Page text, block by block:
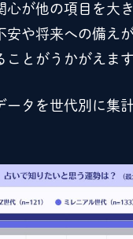
心が他の項目を大
安や将来への備え
ことがうかがえます
ータを世代別に集